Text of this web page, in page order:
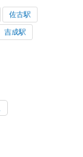
佐古駅
吉成駅